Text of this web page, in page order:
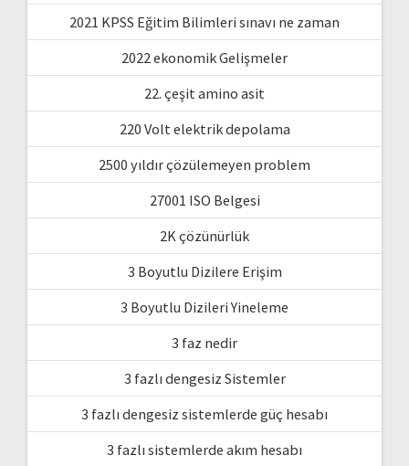
2021 KPSS Eğitim Bilimleri sınavı ne zaman
2022 ekonomik Gelişmeler
22. çeşit amino asit
220 Volt elektrik depolama
2500 yıldır çözülemeyen problem
27001 ISO Belgesi
2K çözünürlük
3 Boyutlu Dizilere Erişim
3 Boyutlu Dizileri Yineleme
3 faz nedir
3 fazlı dengesiz Sistemler
3 fazlı dengesiz sistemlerde güç hesabı
3 fazlı sistemlerde akım hesabı